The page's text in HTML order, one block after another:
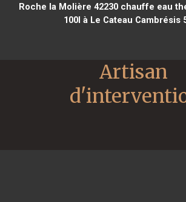
Roche la Molière 42230chauffe eau
100l à Le Cateau Cambrésis
Artisan